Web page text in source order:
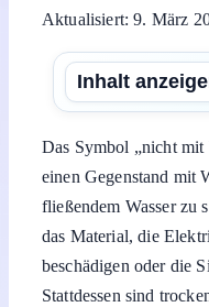
Aktualisiert: 9. März
Inhalt
Das Symbol „nicht mit
einen Gegenstand mit
fließendem Wasser zu
das Material, die
beschädigen oder die
Stattdessen sind